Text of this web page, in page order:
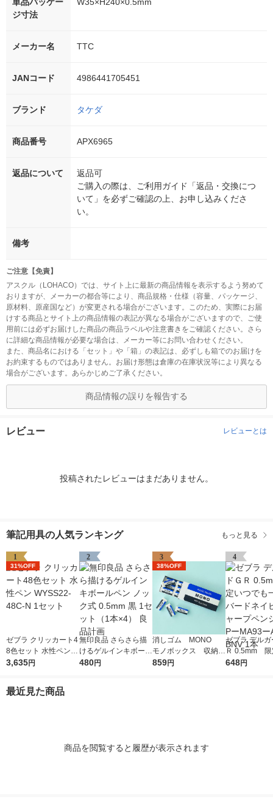
単品パッケー
ジ寸法
W35×H240×0.5mm
メーカー名 TTC
JANコード 4986441705451
ブランド タケダ
商品番号 APX6965
返品について
返品可
ご購入の際は、ご利用ガイド「返品・交換につ
いて」を必ずご確認の上、お申し込みくださ
い。
備考
ご注意【免責】
アスクル（LOHACO）では、サイト上に最新の商品情報を表示するよう努めて
おりますが、メーカーの都合等により、商品規格・仕様（容量、パッケージ、
原材料、原産国など）が変更される場合がございます。このため、実際にお届
けする商品とサイト上の商品情報の表記が異なる場合がございますので、ご使
用前には必ずお届けした商品の商品ラベルや注意書きをご確認ください。さら
に詳細な商品情報が必要な場合は、メーカー等にお問い合わせください。
また、商品名における「セット」や「箱」の表記は、必ずしも箱でのお届けを
お約束するものではありません。お届け形態は倉庫の在庫状況等により異なる
場合がございます。あらかじめご了承ください。
商品情報の誤りを報告する
レビュー レビューとは
投稿されたレビューはまだありません。
筆記用具の人気ランキング もっと見る
1
31%OFF
ゼブラ クリッカート4
8色セット 水性ペン W
YSS22-48C-N 1セッ
3,635円
2
無印良品 さらさら描
けるゲルインキボール
ペン ノック式 0.5mm
480円
3
38%OFF
消しゴム MONO
モノボックス 収納B
OX付 JHA-061 1個
859円
4
ゼブラ デルガ
Ｒ 0.5mm 限
でも一緒 バ
648円
最近見た商品
商品を閲覧すると履歴が表示されます